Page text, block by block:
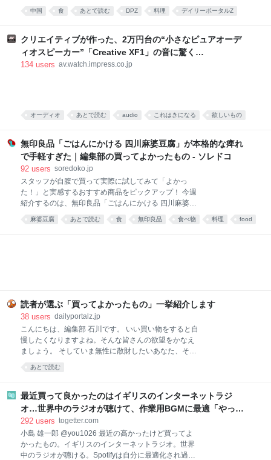
た、脳に直でうま味が届く調味料です。 そんな乾碟を
した。 真っ赤な小袋に入った粉 大学院生のころ、中国
の東北地方から来た留学生の女の子と仲良くなりまし
た。 彼女は辛い物が大好き。「日本には辛い食べ物が
ない」と、中国のショッピングサイト「淘宝」（タオ
キャラの描かれた、真っ赤な小袋をくれました。 なん
していなか
中国 食 あとで読む DPZ 料理 デイリーポータルZ
クリエイティブが作った、2万円台の“小さなピュアオーデ
ィオスピーカー”「Creative XF1」の音に驚く
[Sponsored]
134 users av.watch.impress.co.jp
オーディオ あとで読む audio これはきになる 欲しいもの
無印良品「ごはんにかける 四川麻婆豆腐」が本格的な痺れ
で手軽すぎた｜編集部の買ってよかったもの - ソレドコ
92 users soredoko.jp
スタッフが自腹で買って実際に試してみて「よかっ
た！」と実感するおすすめ商品をピックアップ！ 今週
紹介するのは、無印良品「ごはんにかける 四川麻婆豆
本格四川の味が楽しめます。暑くて料理が億劫な日
調理するのは、面倒くさい。特に夏は外出するのも調
理するのも暑くて億劫。そんなときでも、手軽に本格
麻婆豆腐が味わえるのがこちらの商品です。 熱湯で約
4〜5分あたためて（電子レンジであたためる場合は
500Wで約2分）、ご飯にかけるだけ。初めて食べたと
きは、正
麻婆豆腐 あとで読む 食 無印良品 食べ物 料理 food
読者が選ぶ「買ってよかったもの」一挙紹介します
38 users dailyportalz.jp
こんにちは、編集部 石川です。 いい買い物をすると自
慢したくなりますよね。そんな皆さんの欲望をかなえ
ましょう。 そしていま無性に散財したいあなた、そん
主義の手先となった我々人類にもたらされる癒しのひ
もの」です。 ただいまAmazonが7/13(月)いっぱいま
で、プライムデーの大型セール中（現在は先行セー
ル）なので、琴線に触れた方はどしどしお買い求めく
ださい。 ※このページのリンクからご購入いただくと
一部収益がサイトに還元され運営費になります。あり
がとうございます！
あとで読む
最近買って良かったのはイギリスのインターネットラジ
オ…世界中のラジオが聴けて、作業用BGMに最適「やっぱ
り物理的な機械」「この質感で鎮座してくれるのがいい」
292 users togetter.com
小島 雄一郎 @you1026 最近の高かったけど買ってよ
かったもの。イギリスのインターネットラジオ。世界
中のラジオが聴ける。Spotifyは自分に最適化され過ぎ